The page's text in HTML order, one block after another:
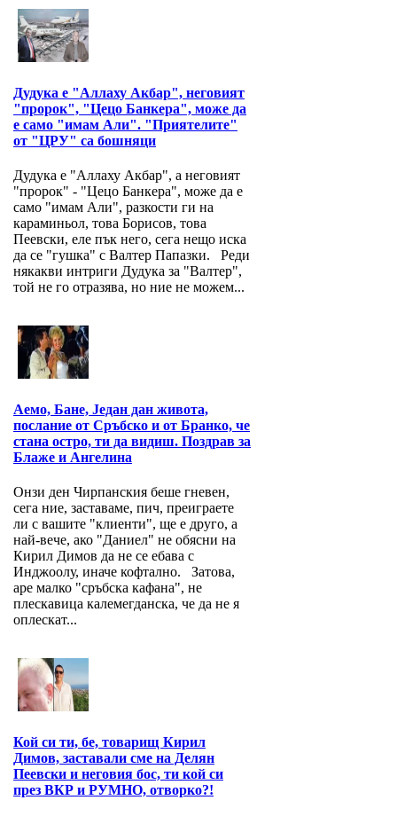
Дудука е "Аллаху Акбар", неговият
"пророк", "Цецо Банкера", може да
е само "имам Али". "Приятелите"
от "ЦРУ" са бошняци
Дудука е "Аллаху Акбар", а неговият
"пророк" - "Цецо Банкера", може да е
само "имам Али", разкости ги на
караминьол, това Борисов, това
Пеевски, еле пък него, сега нещо иска
да се "гушка" с Валтер Папазки. Реди
някакви интриги Дудука за "Валтер",
той не го отразява, но ние не можем...
Аемо, Бане, Један дан живота,
послание от Сръбско и от Бранко, че
стана остро, ти да видиш. Поздрав за
Блаже и Ангелина
Онзи ден Чирпанския беше гневен,
сега ние, заставаме, пич, преиграете
ли с вашите "клиенти", ще е друго, а
най-вече, ако "Даниел" не обясни на
Кирил Димов да не се ебава с
Инджоолу, иначе кофтално. Затова,
аре малко "сръбска кафана", не
плескавица калемегданска, че да не я
оплескат...
Кой си ти, бе, товарищ Кирил
Димов, заставали сме на Делян
Пеевски и неговия бос, ти кой си
през ВКР и РУМНО, отворко?!